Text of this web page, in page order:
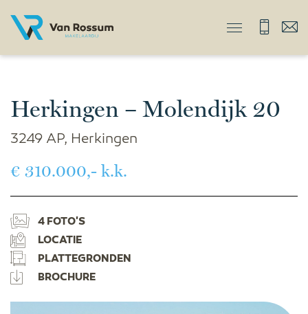
Herkingen – Molendijk 20
3249 AP, Herkingen
€ 310.000,- k.k.
4 FOTO'S
LOCATIE
PLATTEGRONDEN
BROCHURE